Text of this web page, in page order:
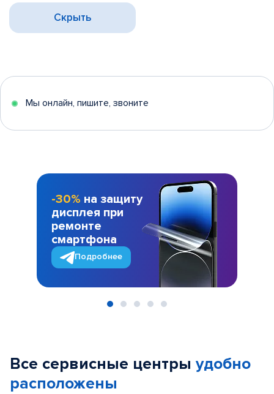
Скрыть
Мы онлайн, пишите, звоните
-30% на защиту
дисплея при
ремонте
смартфона
Подробнее
Все сервисные центры удобно
расположены